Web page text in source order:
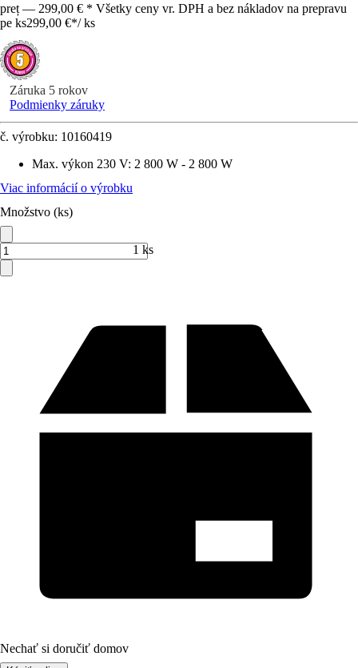
preț — 299,00 € * Všetky ceny vr. DPH a bez nákladov na prepravu
pe ks299,00 €*/ ks
Záruka 5 rokov
Podmienky záruky
č. výrobku: 10160419
Max. výkon 230 V: 2 800 W - 2 800 W
Viac informácií o výrobku
Množstvo (ks)
1 ks
Nechať si doručiť domov